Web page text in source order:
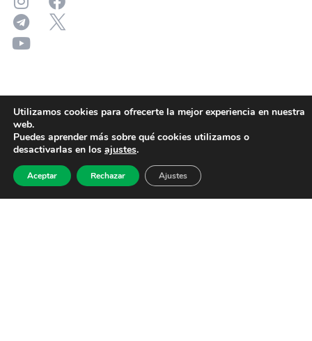
Utilizamos cookies para ofrecerte la mejor experiencia en nuestra
web.
Puedes aprender más sobre qué cookies utilizamos o
desactivarlas en los ajustes.
Aceptar Rechazar Ajustes